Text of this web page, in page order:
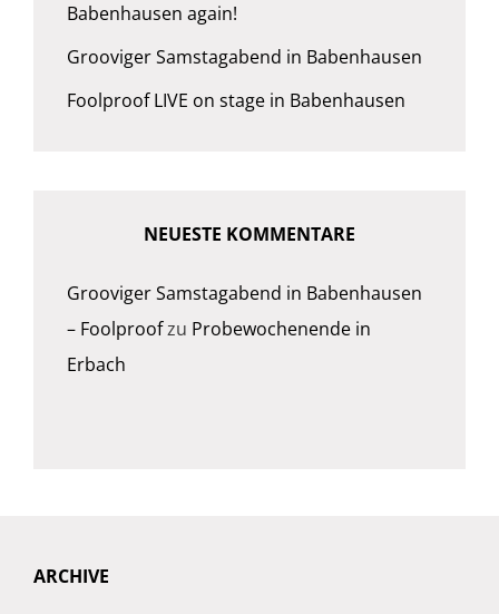
Babenhausen again!
Grooviger Samstagabend in Babenhausen
Foolproof LIVE on stage in Babenhausen
NEUESTE KOMMENTARE
Grooviger Samstagabend in Babenhausen
– Foolproofzu Probewochenende in
Erbach
ARCHIVE